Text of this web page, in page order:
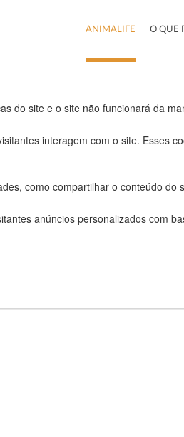
este website.
funcionais, para lhe oferecer uma
do site e o site não funcionará da
interagem com o site. Esses
como compartilhar o conteúdo
anúncios personalizados com
ANIMALIFE O QUE